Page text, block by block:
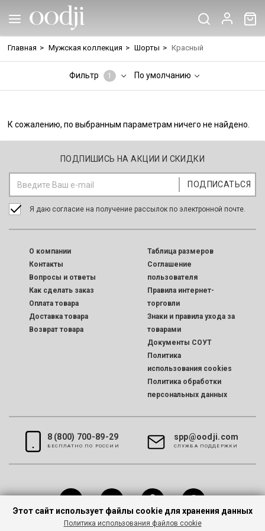
Главная > Мужская коллекция > Шорты > Красный
Фильтр 1 По умолчанию
К сожалению, по выбранным параметрам ничего не найдено.
ПОДПИШИСЬ НА АКЦИИ И СКИДКИ
Я даю согласие на получение рассылок по электронной почте.
O компании
Контакты
Вопросы и ответы
Как сделать заказ
Оплата товара
Доставка товара
Возврат товара
Таблица размеров
Соглашение
пользователя
Правила интернет-
торговли
Знаки и правила ухода за
товарами
Документы СОУТ
Политика
использования cookies
Политика обработки
персональных данных
8 (800) 700-89-29
БЕСПЛАТНО ПО РОССИИ
spp@oodji.com
CЛУЖБА ПОДДЕРЖКИ
Этот сайт использует файлы cookie для хранения данных
Политика использования файлов cookie